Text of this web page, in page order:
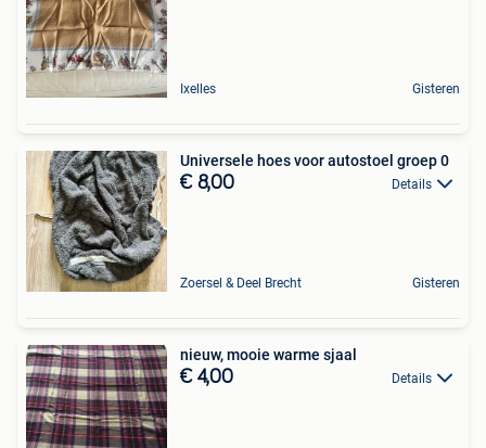
Ixelles Gisteren
Universele hoes voor autostoel groep 0
€ 8,00 Details
Zoersel & Deel Brecht Gisteren
nieuw, mooie warme sjaal
€ 4,00 Details